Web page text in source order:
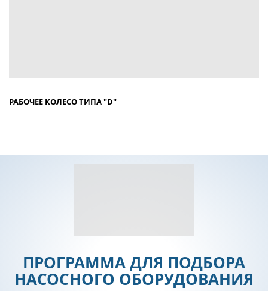
РАБОЧЕЕ КОЛЕСО ТИПА "D"
ПРОГРАММА ДЛЯ ПОДБОРА
НАСОСНОГО ОБОРУДОВАНИЯ